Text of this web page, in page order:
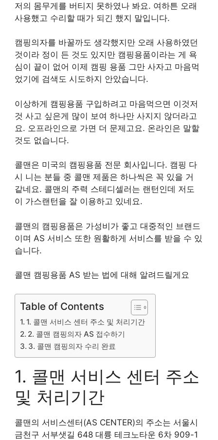
저의 몸무게를 버티지 못하였나 봐요. 여하튼 오래
사용했고 수리할 때가 되긴 했지 말입니다.
캠핑의자를 바꿀까도 생각했지만 오래 사용하였던
것이라 정이 든 것도 있지만 캠핑용품이라는 게 욕
심이 끝이 없어 이제 캠핑 용품 그만 사자고 마음먹
었기에 검색도 시도하지 안았습니다.
이상하게 캠핑용품 구입하려고 마음먹으면 이것저
것 사고 싶은게 많이 보여 하나만 사지지 않더라고
요. 오프라인으로 가면 더 문제고요. 온라인은 말할
것도 없습니다.
콜맨은 미국의 캠핑용품 전문 회사입니다. 캠핑 다
시 니는 분들 중 콜맨 제품은 하나씩은 꼭 있을 거
같네요. 콜맨의 주력 스테디셀러는 랜턴인데 저도
이 가스랜턴을 잘 이용하고 있네요.
콜맨의 캠핑용품은 가성비가 좋고 대중적인 브랜드
이며 AS 서비스 또한 원활하게 서비스를 받을 수 있
습니다.
콜맨 캠핑용품 AS 받는 법에 대해 알려드릴게요
Table of Contents
1. 콜맨 서비스 센터 주소 및 처리기간
2. 콜맨 캠핑의자 AS 접수하기
3. 콜맨 캠핑의자 수리 완료
1. 콜맨 서비스 센터 주소
및 처리기간
콜맨의 서비스센터(AS CENTER)의 주소는 서울시
금천구 서부샛길 648 대륭 테크노타운 6차 909-1